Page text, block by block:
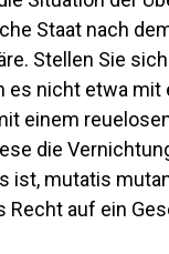
Staat nach
Stellen Sie
es nicht etwa
einem
die
ist, mutatis
Recht auf ein